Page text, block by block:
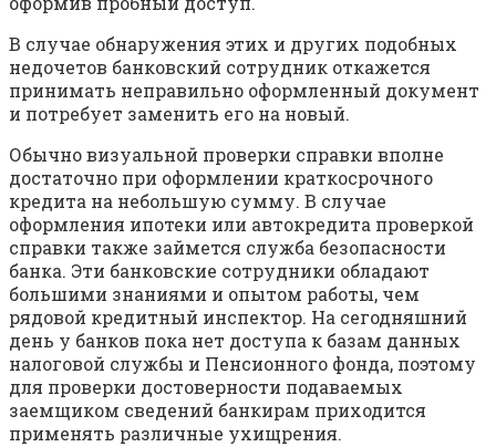
В случае обнаружения этих и других подобных
недочетов банковский сотрудник откажется
принимать неправильно оформленный документ
и потребует заменить его на новый.
Обычно визуальной проверки справки вполне
достаточно при оформлении краткосрочного
кредита на небольшую сумму. В случае
оформления ипотеки или автокредита проверкой
справки также займется служба безопасности
банка. Эти банковские сотрудники обладают
большими знаниями и опытом работы, чем
рядовой кредитный инспектор. На сегодняшний
день у банков пока нет доступа к базам данных
налоговой службы и Пенсионного фонда, поэтому
для проверки достоверности подаваемых
заемщиком сведений банкирам приходится
применять различные ухищрения.